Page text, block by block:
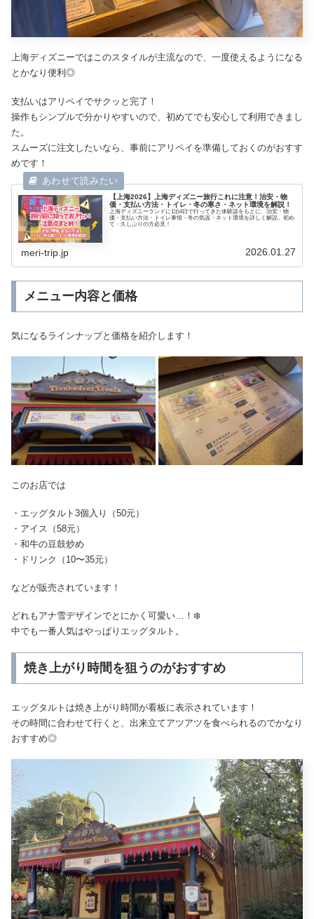
上海ディズニーではこのスタイルが主流なので、一度使えるようになる
とかなり便利◎
支払いはアリペイでサクッと完了！
操作もシンプルで分かりやすいので、初めてでも安心して利用できまし
た。
スムーズに注文したいなら、事前にアリペイを準備しておくのがおすす
めです！
【上海2026】上海ディズニー旅行これに注意！治安・物
価・支払い方法・トイレ・冬の寒さ・ネット環境を解説！
上海ディズニーランドに1泊4日で行ってきた体験談をもとに、治安・物
価・支払い方法・トイレ事情・冬の気温・ネット環境を詳しく解説。初め
て・久しぶりの方必見！
meri-trip.jp 2026.01.27
メニュー内容と価格
気になるラインナップと価格を紹介します！
このお店では
・エッグタルト3個入り（50元）
・アイス（58元）
・和牛の豆鼓炒め
・ドリンク（10〜35元）
などが販売されています！
どれもアナ雪デザインでとにかく可愛い…！❄️
中でも一番人気はやっぱりエッグタルト。
焼き上がり時間を狙うのがおすすめ
エッグタルトは焼き上がり時間が看板に表示されています！
その時間に合わせて行くと、出来立てアツアツを食べられるのでかなり
おすすめ◎